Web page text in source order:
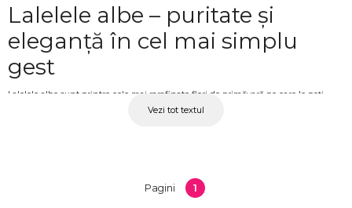
Lalelele albe – puritate și
eleganță în cel mai simplu
gest
Lalelele albe sunt printre cele mai rarafinate flori de primăvară pe care le poți
oferi. Albul lor pur, combinat cu forma curată și tulpinile drepte, creează un efect
autenticitate. La OkFlora găsești buchete și compoziții cu lalele albe proaspete,
disponibile în sezon, pregătite cu atenție pentru fiecare comandă.
Vezi tot textul
Pagini 1